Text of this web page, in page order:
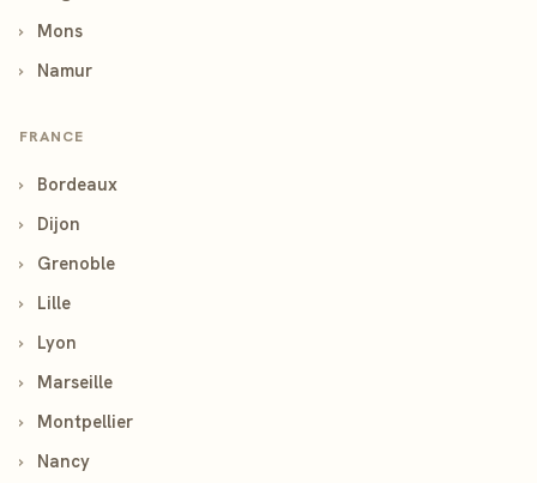
›
Mons
›
Namur
FRANCE
›
Bordeaux
›
Dijon
›
Grenoble
›
Lille
›
Lyon
›
Marseille
›
Montpellier
›
Nancy